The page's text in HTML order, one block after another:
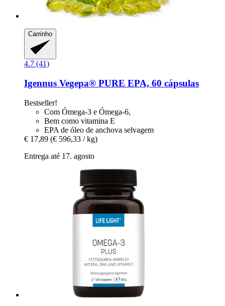
Carrinho
4.7 (41)
Igennus Vegepa® PURE EPA, 60 cápsulas
Bestseller!
Com Ómega-3 e Ómega-6,
Bem como vitamina E
EPA de óleo de anchova selvagem
€ 17,89 (€ 596,33 / kg)
Entrega até 17. agosto